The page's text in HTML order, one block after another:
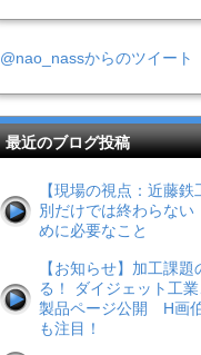
@nao_nassからのツイート
最近のブログ投稿
【現場の視点：近藤
別だけでは終わらな
めに必要なこと
【お知らせ】加工課題
る！ ダイジェット工
製品ページ公開 H画
も注目！